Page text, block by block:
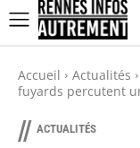
Accueil Actualités
fuyards percutent
// ACTUALITÉS